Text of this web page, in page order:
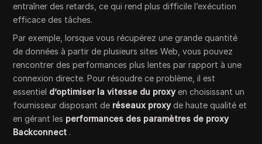
entraîner des retards, ce qui rend plus difficile l’exécution
efficace des tâches.
Par exemple, lorsque vous récupérez une grande quantité
de données à partir de plusieurs sites Web, vous pouvez
rencontrer des performances plus lentes par rapport à une
connexion directe. Pour résoudre ce problème, il est
essentiel d’optimiser la vitesse du proxyen choisissant un
fournisseur disposant de réseaux proxyde haute qualité et
en gérant les performances des paramètres de proxy
Backconnect .